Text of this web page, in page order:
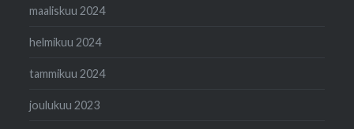
maaliskuu 2024
helmikuu 2024
tammikuu 2024
joulukuu 2023